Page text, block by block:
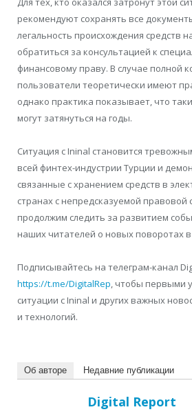
рекомендуют сохранять все
легальность происхождения средств
обратиться за консультацией к
финансовому праву. В случае полной
пользователи теоретически имеют
однако практика показывает, что
могут затянуться на годы.
Ситуация с Ininal становится
всей финтех-индустрии Турции и
связанные с хранением средств в
странах с непредсказуемой правовой
продолжим следить за развитием
наших читателей о новых поворотах
Подписывайтесь на телеграм-канал
https://t.me/DigitalRep, чтобы первыми
ситуации с Ininal и других важных
и технологий.
Об авторе Недавние публикации
Digital Report